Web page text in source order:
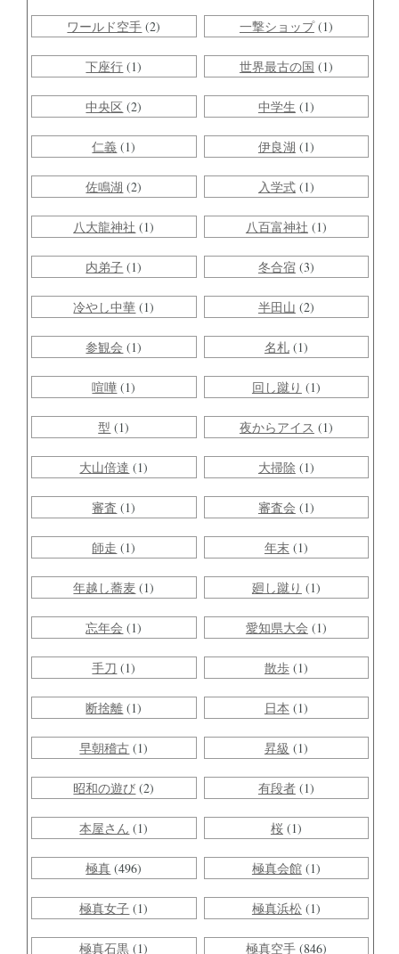
ワールド空手 (2) 一撃ショップ(1)
下座行 (1) 世界最古の国 (1)
中央区 (2) 中学生 (1)
仁義 (1) 伊良湖 (1)
佐鳴湖 (2) 入学式(1)
八大龍神社 (1) 八百富神社 (1)
内弟子 (1) 冬合宿(3)
冷やし中華 (1) 半田山 (2)
参観会 (1) 名札(1)
喧嘩 (1) 回し蹴り (1)
型 (1) 夜からアイス (1)
大山倍達 (1) 大掃除 (1)
審査 (1) 審査会 (1)
師走 (1) 年末(1)
年越し蕎麦 (1) 廻し蹴り (1)
忘年会 (1) 愛知県大会 (1)
手刀 (1) 散歩(1)
断捨離 (1) 日本 (1)
早朝稽古 (1) 昇級 (1)
昭和の遊び (2) 有段者(1)
本屋さん (1) 桜(1)
極真 (496) 極真会館(1)
極真女子 (1) 極真浜松(1)
極真石黒 (1) 極真空手(846)